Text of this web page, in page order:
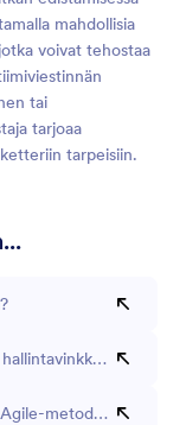
mahdollisia
voivat tehostaa
tai
tarjoaa
tarpeisiin.
metodologiassa?